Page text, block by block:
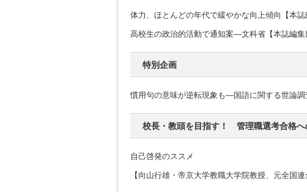
体力、ほとんどの年代で緩やかな向上傾向【本誌
高校生の政治的活動で通知案―文科省【本誌編集
特別企画
慣用句の意味が逆転現象も―国語に関する世論調
校長・教頭を目指す！ 管理職選考合格へ
自己啓発のススメ
【向山行雄・帝京大学教職大学院教授、元全国連